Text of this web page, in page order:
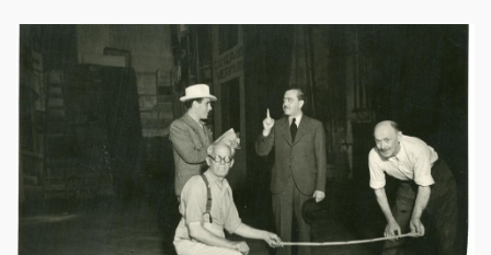
Image